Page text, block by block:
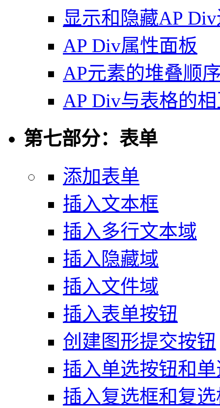
显示和隐藏AP
AP Div属性面板
AP元素的堆叠顺
AP Div与表格的
第七部分：表单
添加表单
插入文本框
插入多行文本域
插入隐藏域
插入文件域
插入表单按钮
创建图形提交按钮
插入单选按钮和
插入复选框和复